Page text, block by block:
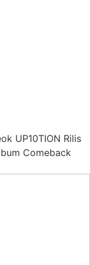
UP10TION Rilis
Comeback